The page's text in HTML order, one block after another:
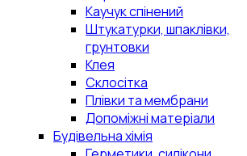
Каучук спінений
Штукатурки, шпаклівки,
грунтовки
Клея
Склосітка
Плівки та мембрани
Допоміжні матеріали
Будівельна хімія